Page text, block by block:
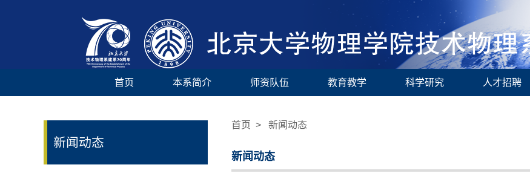
首页 本系简介 师资队伍 教育教学 科学研究 人才招聘
新闻动态
首页 > 新闻动态
新闻动态